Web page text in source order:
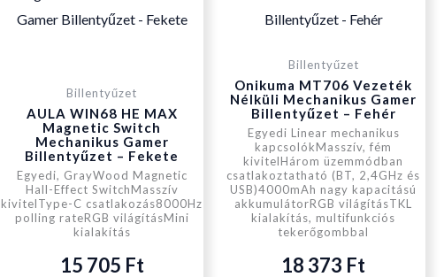
Billentyűzet
AULA WIN68 HE MAX
Magnetic Switch
Mechanikus Gamer
Billentyűzet – Fekete
Egyedi, GrayWood Magnetic
Hall-Effect SwitchMasszív
kivitelType-C csatlakozás8000Hz
polling rateRGB világításMini
kialakítás
15 705 Ft
Billentyűzet
Onikuma MT706 Vezeték
Nélküli Mechanikus Gamer
Billentyűzet – Fehér
Egyedi Linear mechanikus
kapcsolókMasszív, fém
kivitelHárom üzemmódban
csatlakoztatható (BT, 2,4GHz és
USB)4000mAh nagy kapacitású
akkumulátorRGB világításTKL
kialakítás, multifunkciós
tekerőgombbal
18 373 Ft